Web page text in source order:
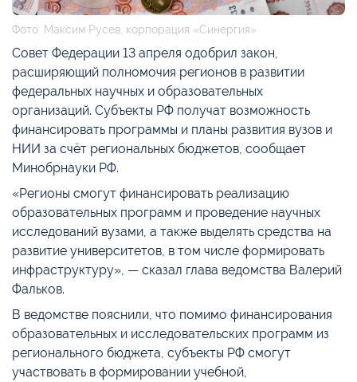
Фото: Максим Русев, корпорация «Синергия»
Совет Федерации 13 апреля одобрил закон,
расширяющий полномочия регионов в развитии
федеральных научных и образовательных
организаций. Субъекты РФ получат возможность
финансировать программы и планы развития вузов и
НИИ за счёт региональных бюджетов, сообщает
Минобрнауки РФ.
«Регионы смогут финансировать реализацию
образовательных программ и проведение научных
исследований вузами, а также выделять средства на
развитие университетов, в том числе формировать
инфраструктуру», — сказал глава ведомства Валерий
Фальков.
В ведомстве пояснили, что помимо финансирования
образовательных и исследовательских программ из
регионального бюджета, субъекты РФ смогут
участвовать в формировании учебной,